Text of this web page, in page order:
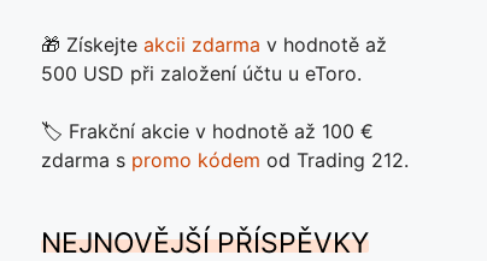
🎁 Získejte akcii zdarma v hodnotě až
500 USD při založení účtu u eToro.
🏷️ Frakční akcie v hodnotě až 100 €
zdarma s promo kódem od Trading 212.
NEJNOVĚJŠÍ PŘÍSPĚVKY